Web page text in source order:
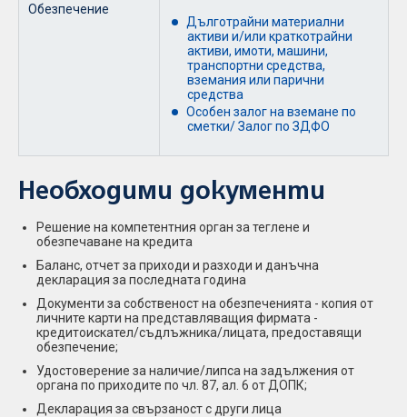
Обезпечение
Дълготрайни материални
активи и/или краткотрайни
активи, имоти, машини,
транспортни средства,
вземания или парични
средства
Особен залог на вземане по
сметки/ Залог по ЗДФО
Необходими документи
Решение на компетентния орган за теглене и
обезпечаване на кредита
Баланс, отчет за приходи и разходи и данъчна
декларация за последната година
Документи за собственост на обезпеченията - копия от
личните карти на представляващия фирмата -
кредитоискател/съдлъжника/лицата, предоставящи
обезпечение;
Удостоверение за наличие/липса на задължения от
органа по приходите по чл. 87, ал. 6 от ДОПК;
Декларация за свързаност с други лица